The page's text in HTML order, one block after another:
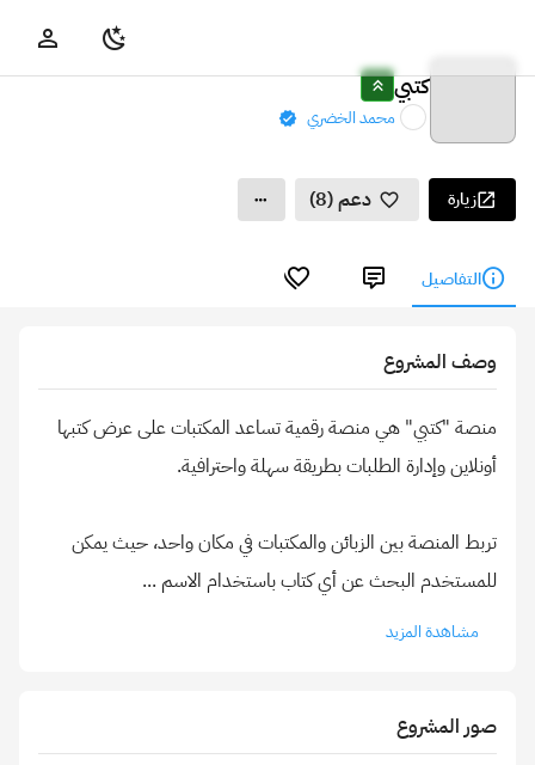
كتبي
محمد الخضري
زيارة دعم (8)
التفاصيل
وصف المشروع
منصة "كتبي" هي منصة رقمية تساعد المكتبات على عرض كتبها
تربط المنصة بين الزبائن والمكتبات في مكان واحد، حيث يمكن
للمستخدم البحث عن أي كتاب باستخدام الاسم ...
مشاهدة المزيد
صور المشروع